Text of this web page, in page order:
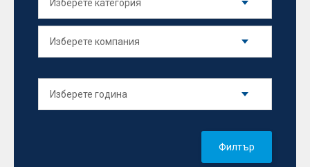
Филтър